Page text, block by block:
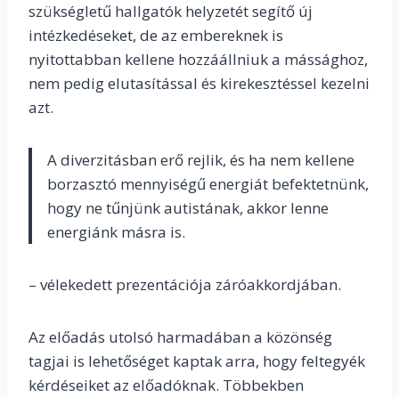
szükségletű hallgatók helyzetét segítő új
intézkedéseket, de az embereknek is
nyitottabban kellene hozzáállniuk a mássághoz,
nem pedig elutasítással és kirekesztéssel kezelni
azt.
A diverzitásban erő rejlik, és ha nem kellene
borzasztó mennyiségű energiát befektetnünk,
hogy ne tűnjünk autistának, akkor lenne
energiánk másra is.
– vélekedett prezentációja záróakkordjában.
Az előadás utolsó harmadában a közönség
tagjai is lehetőséget kaptak arra, hogy feltegyék
kérdéseiket az előadóknak. Többekben